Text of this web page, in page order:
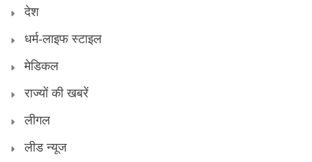
देश
धर्म-लाइफ स्टाइल
मेडिकल
राज्यों की खबरें
लीगल
लीड न्यूज